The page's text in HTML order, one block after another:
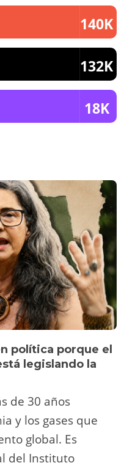
140K
132K
18K
política porque el
legislando la
de 30 años
y los gases que
global. Es
del Instituto